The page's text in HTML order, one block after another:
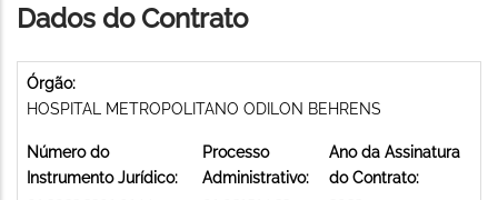
Dados do Contrato
Órgão:
HOSPITAL METROPOLITANO ODILON BEHRENS
Número do
Instrumento Jurídico:
Processo
Administrativo:
Ano da Assinatura
do Contrato: